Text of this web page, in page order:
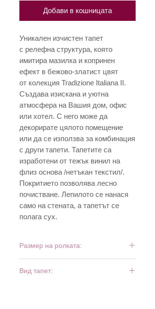
Добави в кошницата
Уникален изчистен тапет
с релефна структура, която
имитира мазилка и копринен
ефект в бежово-златист цвят
от колекция Tradizione Italiana II.
Създава изискана и уютна
атмосфера на Вашия дом, офис
или хотел. С него може да
декорирате цялото помещение
или да се използва за комбинация
с други тапети. Тапетите са
изработени от тежък винил на
флиз основа /нетъкан текстил/.
Покритието позволява лесно
почистване. Лепилото се нанася
само на стената, а тапетът се
полага сух.
Размер на ролката:
Вид тапет: